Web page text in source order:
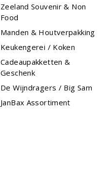
Zeeland Souvenir & Non
Food
Manden & Houtverpakking
Keukengerei / Koken
Cadeaupakketten &
Geschenk
De Wijndragers / Big Sam
JanBax Assortiment